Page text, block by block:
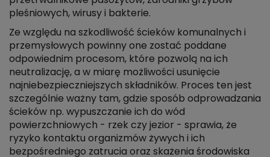
pleśniowych, wirusy i bakterie.
Ze względu na szkodliwość ścieków komunalnych i
przemysłowych powinny one zostać poddane
odpowiednim procesom, które pozwolą na ich
neutralizację, a w miarę możliwości usunięcie
najniebezpieczniejszych składników. Proces ten jest
szczególnie ważny tam, gdzie sposób odprowadzania
ścieków np. wypuszczanie ich do wód
powierzchniowych - rzek czy jezior - sprawia, że
ryzyko kontaktu organizmów żywych i ich
bezpośredniego zatrucia oraz skażenia środowiska